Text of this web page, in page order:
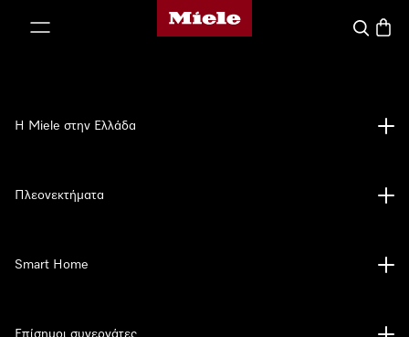
Αρχική σελίδα της Miele
Η Miele στην Ελλάδα
Πλεονεκτήματα
Smart Home
Επίσημοι συνεργάτες